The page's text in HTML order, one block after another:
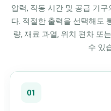
압력, 작동 시간 및 공급 기
다. 적절한 출력을 선택해도
량, 재료 과열, 위치 편차 또
수 있
01